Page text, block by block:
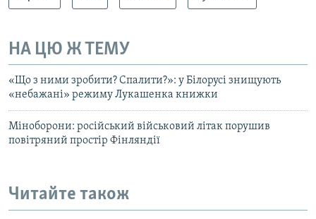
НА ЦЮ Ж ТЕМУ
«Що з ними зробити? Спалити?»: у Білорусі знищують
«небажані» режиму Лукашенка книжки
Міноборони: російський військовий літак порушив
повітряний простір Фінляндії
Читайте також